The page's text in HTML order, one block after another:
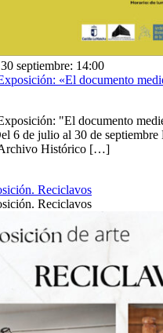
30 septiembre: 14:00
«El documento
"El documento
6 de julio al 30 de septiembre
Archivo Histórico […]
Reciclavos
Reciclavos